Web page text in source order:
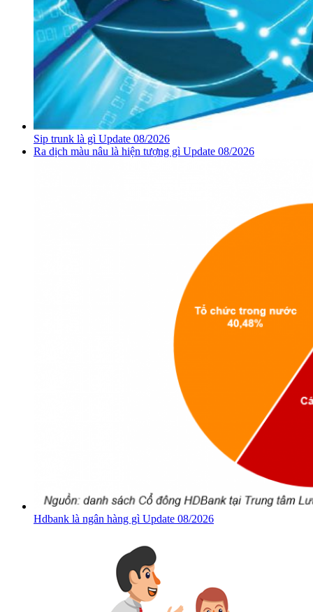
Sip trunk là gì Update 08/2026
Ra dịch màu nâu là hiện tượng gì Update 08/2026
Hdbank là ngân hàng gì Update 08/2026